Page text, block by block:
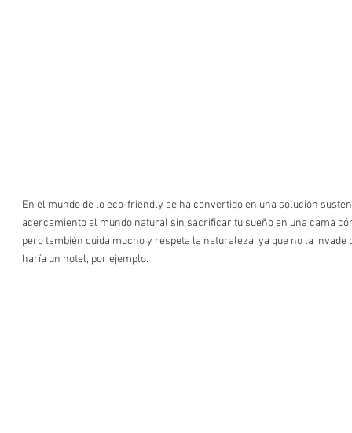
En el mundo de lo eco-friendly se ha convertido en una solución
acercamiento al mundo natural sin sacrificar tu sueño en una cama
pero también cuida mucho y respeta la naturaleza, ya que no la
haría un hotel, por ejemplo.